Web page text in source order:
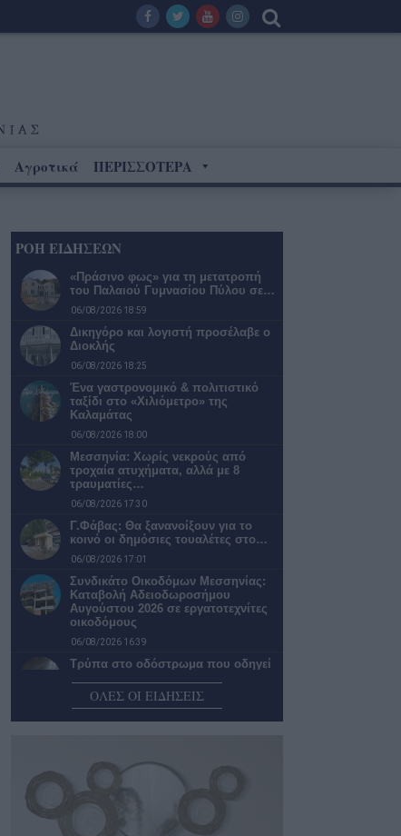
Αγροτικά ΠΕΡΙΣΣΟΤΕΡΑ
ΡΟΗ ΕΙΔΗΣΕΩΝ
«Πράσινο φως» για τη μετατροπή
του Παλαιού Γυμνασίου Πύλου σε…
06/08/2026 18:59
Δικηγόρο και λογιστή προσέλαβε ο
Διοκλής
06/08/2026 18:25
Ένα γαστρονομικό & πολιτιστικό
ταξίδι στο «Χιλιόμετρο» της
Καλαμάτας
06/08/2026 18:00
Μεσσηνία: Χωρίς νεκρούς από
τροχαία ατυχήματα, αλλά με 8
τραυματίες…
06/08/2026 17:30
Γ.Φάβας: Θα ξανανοίξουν για το
κοινό οι δημόσιες τουαλέτες στο…
06/08/2026 17:01
Συνδικάτο Οικοδόμων Μεσσηνίας:
Καταβολή Αδειοδωροσήμου
Αυγούστου 2026 σε εργατοτεχνίτες
οικοδόμους
06/08/2026 16:39
Τρύπα στο οδόστρωμα που οδηγεί
06/08/2026 14:58
Φωτιά στο Αριοχώρι – Μεγάλη
Ο “άριστος” νέος Κώδικας
Αυτοδιοίκησης…
06/08/2026 14:02
ΟΛΕΣ ΟΙ ΕΙΔΗΣΕΙΣ